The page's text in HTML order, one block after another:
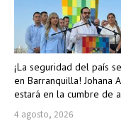
¡La seguridad del país
en Barranquilla! Johana
estará en la cumbre de
4 agosto, 2026